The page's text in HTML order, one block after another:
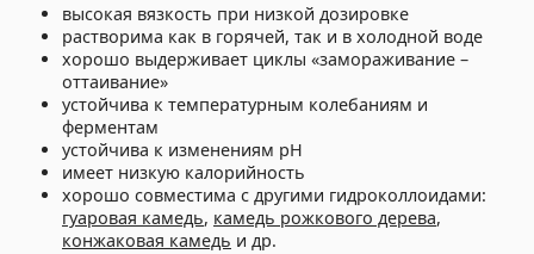
высокая вязкость при низкой дозировке
растворима как в горячей, так и в холодной воде
хорошо выдерживает циклы «замораживание –
оттаивание»
устойчива к температурным колебаниям и
ферментам
устойчива к изменениям pH
имеет низкую калорийность
хорошо совместима с другими гидроколлоидами:
гуаровая камедь, камедь рожкового дерева,
конжаковая камедь и др.